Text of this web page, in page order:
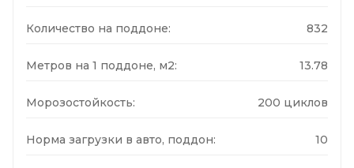
Количество на поддоне: 832
Метров на 1 поддоне, м2: 13.78
Морозостойкость: 200 циклов
Норма загрузки в авто, поддон: 10